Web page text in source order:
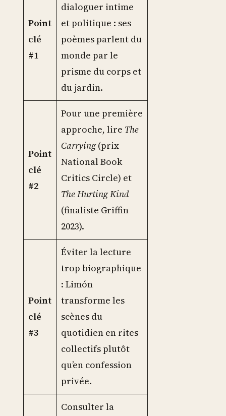
Point
clé
#1
dialoguer intime
et politique : ses
poèmes parlent du
monde par le
prisme du corps et
du jardin.
Point
clé
#2
Pour une première
approche, lire The
Carrying(prix
National Book
Critics Circle) et
The Hurting Kind
(finaliste Griffin
2023).
Point
clé
#3
Éviter la lecture
trop biographique
: Limón
transforme les
scènes du
quotidien en rites
collectifs plutôt
qu’en confession
privée.
Consulter la